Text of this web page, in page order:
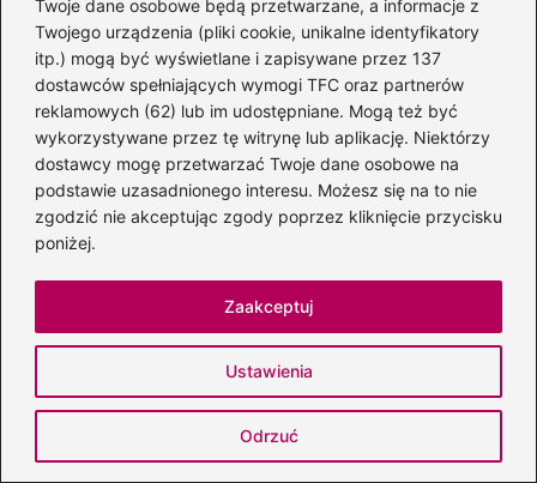
Twoje dane osobowe będą przetwarzane, a informacje z
Twojego urządzenia (pliki cookie, unikalne identyfikatory
itp.) mogą być wyświetlane i zapisywane przez 137
dostawców spełniających wymogi TFC oraz partnerów
reklamowych (62) lub im udostępniane. Mogą też być
wykorzystywane przez tę witrynę lub aplikację. Niektórzy
dostawcy mogę przetwarzać Twoje dane osobowe na
podstawie uzasadnionego interesu. Możesz się na to nie
zgodzić nie akceptując zgody poprzez kliknięcie przycisku
poniżej.
Ustawienia
Odrzuć
Zaakceptuj
Sprzęt audio
Jak nagrać płytę CD?
Instrukcja krok po kroku
Kable i przewody XLR —
promocje na audiofilskie i
estradowe modele | Sklep
Audio